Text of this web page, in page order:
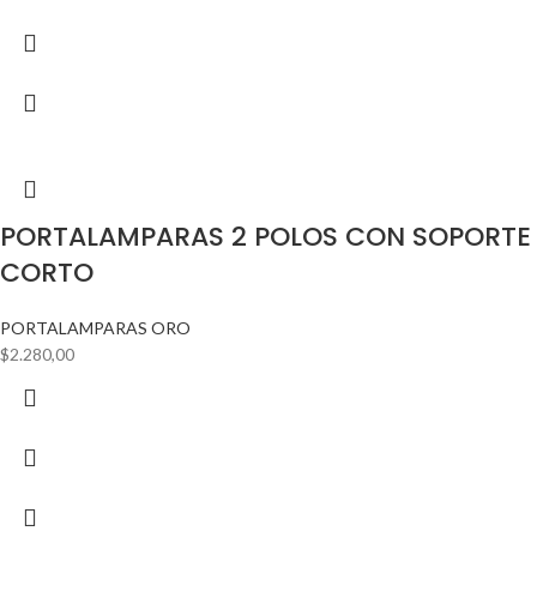
PORTALAMPARAS 2 POLOS CON SOPORTE
CORTO
PORTALAMPARAS ORO
$2.280,00